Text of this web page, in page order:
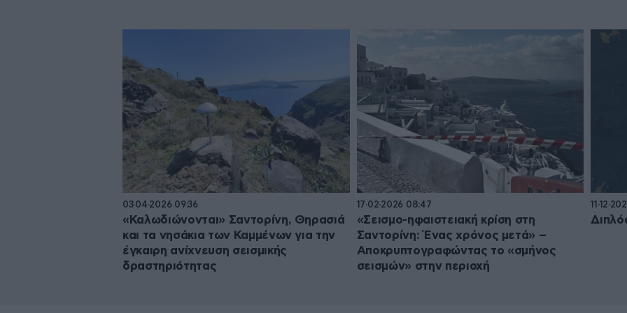
03·04·2026 09:36
«Καλωδιώνονται» Σαντορίνη, Θηρασιά
και τα νησάκια των Καμμένων για την
έγκαιρη ανίχνευση σεισμικής
δραστηριότητας
17·02·2026 08:47
«Σεισμο-ηφαιστειακή κρίση στη
Σαντορίνη: Ένας χρόνος μετά» –
Αποκρυπτογραφώντας το «σμήνος
σεισμών» στην περιοχή